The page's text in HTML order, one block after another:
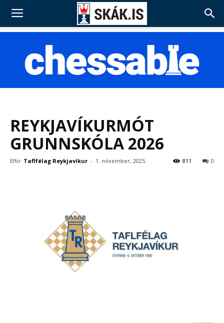
REYKJAVÍKURMÓT
GRUNNSKÓLA 2026
Eftir Taflfélag Reykjavíkur - 1. nóvember, 2025 0
811